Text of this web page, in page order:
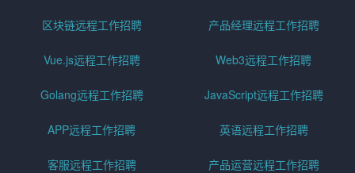
区块链远程工作招聘 产品经理远程工作招聘
Vue.js远程工作招聘 Web3远程工作招聘
Golang远程工作招聘 JavaScript远程工作招聘
APP远程工作招聘 英语远程工作招聘
客服远程工作招聘 产品运营远程工作招聘